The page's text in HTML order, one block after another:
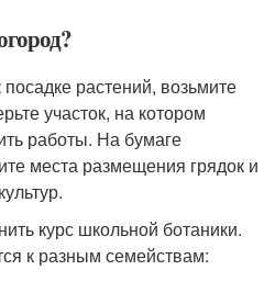
растений, возьмите
участок, на котором
работы. На бумаге
места размещения грядок и
курс школьной ботаники.
к разным семействам: